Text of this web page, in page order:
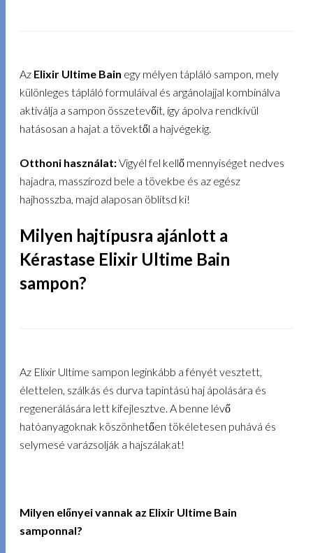
Az Elixir Ultime Bain egy mélyen tápláló sampon, mely
különleges tápláló formuláival és argánolajjal kombinálva
aktiválja a sampon összetevőit, így ápolva rendkívül
hatásosan a hajat a tövektől a hajvégekig.
Otthoni használat:Vigyél fel kellő mennyiséget nedves
hajadra, masszírozd bele a tövekbe és az egész
hajhosszba, majd alaposan öblítsd ki!
Milyen hajtípusra ajánlott a
Kérastase Elixir Ultime Bain
sampon?
Az Elixir Ultime sampon leginkább a fényét vesztett,
élettelen, szálkás és durva tapintású haj ápolására és
regenerálására lett kifejlesztve. A benne lévő
hatóanyagoknak köszönhetően tökéletesen puhává és
selymesé varázsolják a hajszálakat!
Milyen előnyei vannak az Elixir Ultime Bain
samponnal?